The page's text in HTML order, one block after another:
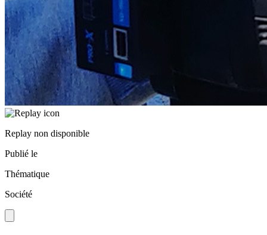
Replay non disponible
Publié le
Thématique
Société